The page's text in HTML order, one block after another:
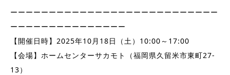
ーーーーーーーーーーーーーーーーーーーーーーーーーーー
ーーーーーーーーーーーーーーー
【開催日時】2025年10月18日（土）10:00～17:00
【会場】ホームセンターサカモト（福岡県久留米市東町27-
13）